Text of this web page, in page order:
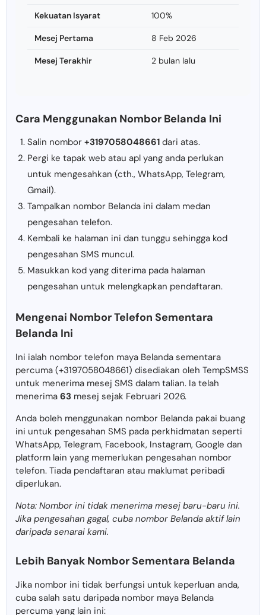
Kekuatan Isyarat 100%
Mesej Pertama 8 Feb 2026
Mesej Terakhir 2 bulan lalu
Cara Menggunakan Nombor Belanda Ini
Salin nombor +3197058048661 dari atas.
Pergi ke tapak web atau apl yang anda perlukan
untuk mengesahkan (cth., WhatsApp, Telegram,
Gmail).
Tampalkan nombor Belanda ini dalam medan
pengesahan telefon.
Kembali ke halaman ini dan tunggu sehingga kod
pengesahan SMS muncul.
Masukkan kod yang diterima pada halaman
pengesahan untuk melengkapkan pendaftaran.
Mengenai Nombor Telefon Sementara
Belanda Ini
Ini ialah nombor telefon maya Belanda sementara
percuma (+3197058048661) disediakan oleh TempSMSS
untuk menerima mesej SMS dalam talian. Ia telah
menerima 63 mesej sejak Februari 2026.
Anda boleh menggunakan nombor Belanda pakai buang
ini untuk pengesahan SMS pada perkhidmatan seperti
WhatsApp, Telegram, Facebook, Instagram, Google dan
platform lain yang memerlukan pengesahan nombor
telefon. Tiada pendaftaran atau maklumat peribadi
diperlukan.
Nota: Nombor ini tidak menerima mesej baru-baru ini.
Jika pengesahan gagal, cuba nombor Belanda aktif lain
daripada senarai kami.
Lebih Banyak Nombor Sementara Belanda
Jika nombor ini tidak berfungsi untuk keperluan anda,
cuba salah satu daripada nombor maya Belanda
percuma yang lain ini: